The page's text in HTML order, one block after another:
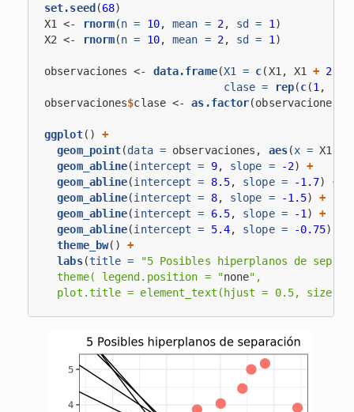
set.seed (68)
X1 <-
rnorm(n = 10, mean = 2, sd = 1 )
X2 <-
rnorm(n = 10, mean = 2, sd = 1 )
observaciones <- data.frame(X1 = c(X1, X1 + 2
clase =
rep(c(1 ,
observaciones$clase <- as.factor(observaciones
ggplot() +
geom_point(data = observaciones, aes(x = X1,
geom_abline(intercept = 9, slope = -2) +
geom_abline(intercept = 8.5, slope = -1.7) +
geom_abline(intercept = 8, slope = -1.5) +
geom_abline(intercept = 6.5, slope = -1 ) +
geom_abline(intercept = 5.4, slope = -0.75)
theme_bw() +
labs(title =
"5 Posibles hiperplanos de
  theme( legend.position = "
none",
plot.title = element_text(hjust = 0.5, size =